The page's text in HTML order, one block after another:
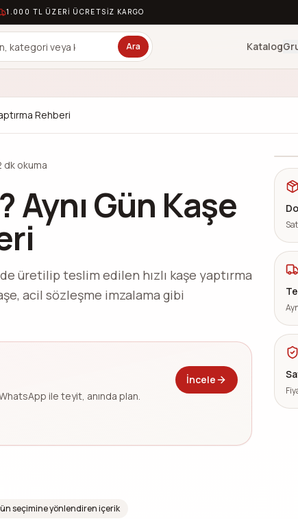
1.000 TL ÜZERI ÜCRETSIZ KARGO
Ara Katalog
Rehberi
dk okuma
Aynı Gün Kaşe
üretilip teslim edilen hızlı kaşe yaptırma
acil sözleşme imzalama gibi
ile teyit, anında plan.
İncele
seçimine yönlendiren içerik